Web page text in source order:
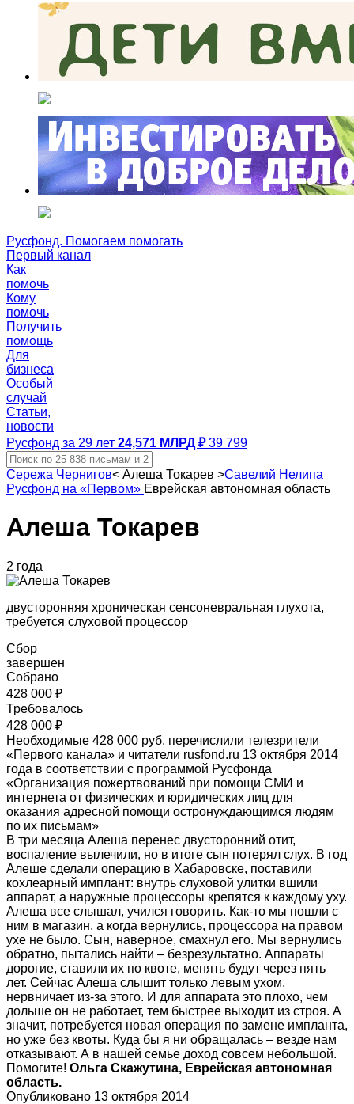
Русфонд. Помогаем помогать
Первый канал
Как
помочь
Кому
помочь
Получить
помощь
Для
бизнеса
Особый
случай
Статьи,
новости
Русфонд за 29 лет 24,571 МЛРД ₽ 39 799
Сережа Чернигов< Алеша Токарев >Савелий Нелипа
Русфонд на «Первом» Еврейская автономная область
Алеша Токарев
2 года
двусторонняя хроническая сенсоневральная глухота,
требуется слуховой процессор
Сбор
завершен
Собрано
428 000 ₽
Требовалось
428 000 ₽
Необходимые 428 000 руб. перечислили телезрители
«Первого канала» и читатели rusfond.ru 13 октября 2014
года в соответствии с программой Русфонда
«Организация пожертвований при помощи СМИ и
интернета от физических и юридических лиц для
оказания адресной помощи остронуждающимся людям
по их письмам»
В три месяца Алеша перенес двусторонний отит,
воспаление вылечили, но в итоге сын потерял слух. В год
Алеше сделали операцию в Хабаровске, поставили
кохлеарный имплант: внутрь слуховой улитки вшили
аппарат, а наружные процессоры крепятся к каждому уху.
Алеша все слышал, учился говорить. Как-то мы пошли с
ним в магазин, а когда вернулись, процессора на правом
ухе не было. Сын, наверное, смахнул его. Мы вернулись
обратно, пытались найти – безрезультатно. Аппараты
дорогие, ставили их по квоте, менять будут через пять
лет. Сейчас Алеша слышит только левым ухом,
нервничает из-за этого. И для аппарата это плохо, чем
дольше он не работает, тем быстрее выходит из строя. А
значит, потребуется новая операция по замене импланта,
но уже без квоты. Куда бы я ни обращалась – везде нам
отказывают. А в нашей семье доход совсем небольшой.
Помогите! Ольга Скажутина, Еврейская автономная
область.
Опубликовано 13 октября 2014